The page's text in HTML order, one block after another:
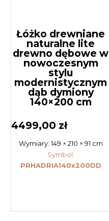
Łóżko drewniane
naturalne lite
drewno dębowe w
nowoczesnym
stylu
modernistycznym
dąb dymiony
140×200 cm
4499,00 zł
Wymiary: 149 × 210 × 91 cm
Symbol:
PRHADRIA140x200DD